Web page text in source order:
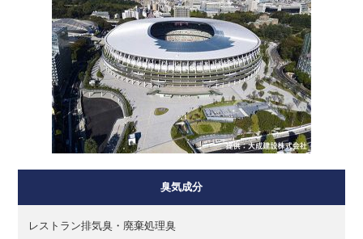
臭気成分
レストラン排気臭・廃棄処理臭